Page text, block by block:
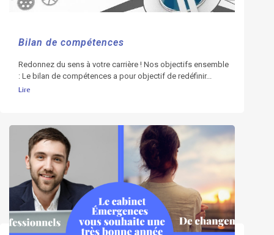
Bilan de compétences
Redonnez du sens à votre carrière ! Nos objectifs ensemble
: Le bilan de compétences a pour objectif de redéfinir...
Lire